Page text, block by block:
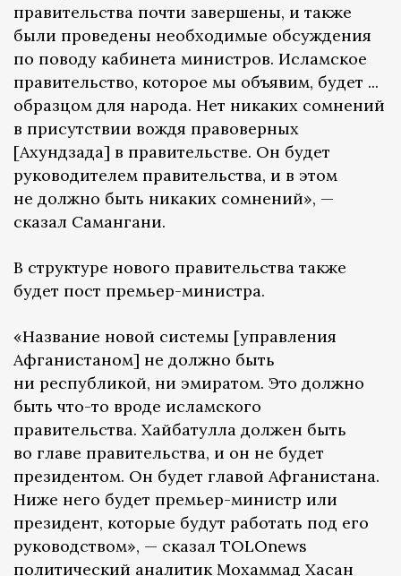
правительства почти завершены, и также
были проведены необходимые обсуждения
по поводу кабинета министров. Исламское
правительство, которое мы объявим, будет ...
образцом для народа. Нет никаких сомнений
в присутствии вождя правоверных
[Ахундзада] в правительстве. Он будет
руководителем правительства, и в этом
не должно быть никаких сомнений», —
сказал Самангани.
В структуре нового правительства также
будет пост премьер-министра.
«Название новой системы [управления
Афганистаном] не должно быть
ни республикой, ни эмиратом. Это должно
быть что-то вроде исламского
правительства. Хайбатулла должен быть
во главе правительства, и он не будет
президентом. Он будет главой Афганистана.
Ниже него будет премьер-министр или
президент, которые будут работать под его
руководством», — сказал TOLOnews
политический аналитик Мохаммад Хасан